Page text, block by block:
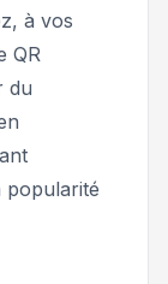
à vos
QR
du
popularité